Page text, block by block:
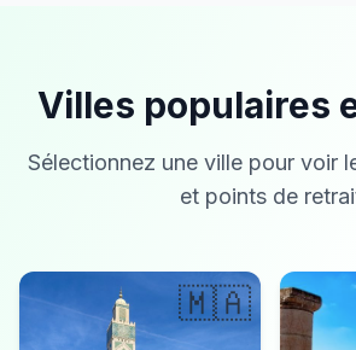
Villes populaires
Sélectionnez une ville pour voir
et points de
🇲🇦